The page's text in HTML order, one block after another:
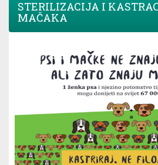
STERILIZACIJA I
MAČAKA